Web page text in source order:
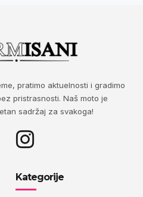
pratimo aktuelnosti i gradimo
pristrasnosti. Naš moto je
sadržaj za svakoga!
Kategorije